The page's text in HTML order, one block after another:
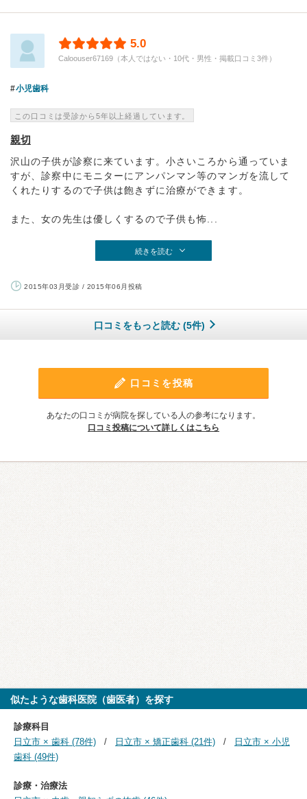
5.0
Caloouser67169（本人ではない・10代・男性・掲載口コミ3件）
小児歯科
この口コミは受診から5年以上経過しています。
親切
沢山の子供が診察に来ています。小さいころから通っていま
すが、診察中にモニターにアンパンマン等のマンガを流して
くれたりするので子供は飽きずに治療ができます。
また、女の先生は優しくするので子供も怖...
続きを読む
2015年03月受診 / 2015年06月投稿
口コミをもっと読む (5件)
口コミを投稿
あなたの口コミが病院を探している人の参考になります。
口コミ投稿について詳しくはこちら
似たような歯科医院（歯医者）を探す
診療科目
日立市 × 歯科 (78件)
日立市 × 矯正歯科 (21件)
日立市 × 小児
歯科 (49件)
診療・治療法